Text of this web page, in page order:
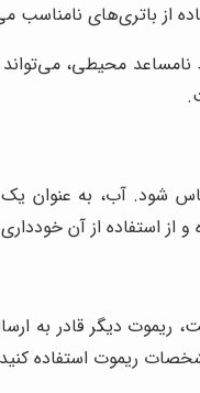
از باتری‌های نامناسب
نامساعد محیطی،
آب، به عنوان یک
استفاده از آن
دیگر قادر به
ریموت استفاده